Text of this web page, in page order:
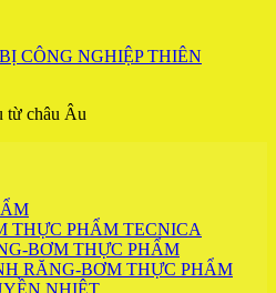
CÔNG NGHIỆP THIÊN
từ châu Âu
THỰC PHẨM TECNICA
BƠM THỰC PHẨM
RĂNG-BƠM THỰC PHẨM
NHIỆT